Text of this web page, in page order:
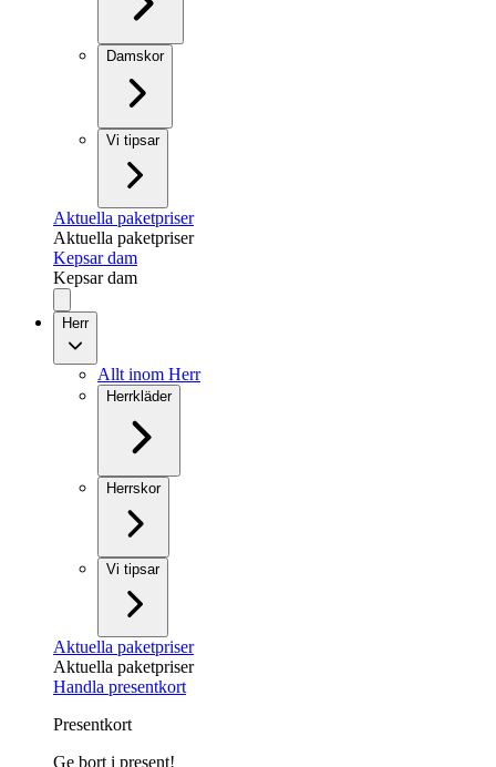
Damskor
Vi tipsar
Aktuella paketpriser
Aktuella paketpriser
Kepsar dam
Kepsar dam
Herr
Allt inom Herr
Herrkläder
Herrskor
Vi tipsar
Aktuella paketpriser
Aktuella paketpriser
Handla presentkort
Presentkort
Ge bort i present!